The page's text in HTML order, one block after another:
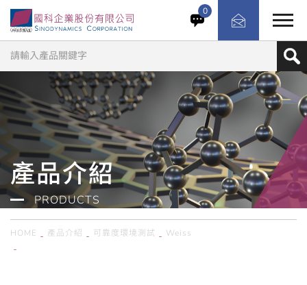
不再受限於戶外變幻莫測的天氣，Weiss Technik 將環境模
擬與動力計完美整合。在一間測試艙內，就能同時模擬極端
氣候與真實行駛路況。這是整車研發、排放測試與動力系統
優化的最高效能實驗場域。
0
產品介紹
PRODUCTS
HOME 產品介紹 可靠度環境測試
Weiss